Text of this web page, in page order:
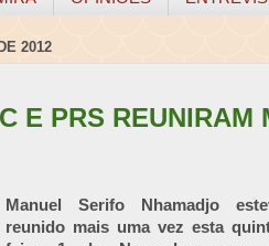
2012
E PRS REUNIRAM
Manuel Serifo Nhamadjo
reunido mais uma vez esta